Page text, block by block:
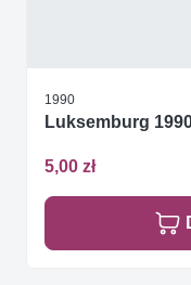
1990
Luksemburg
5,00 zł